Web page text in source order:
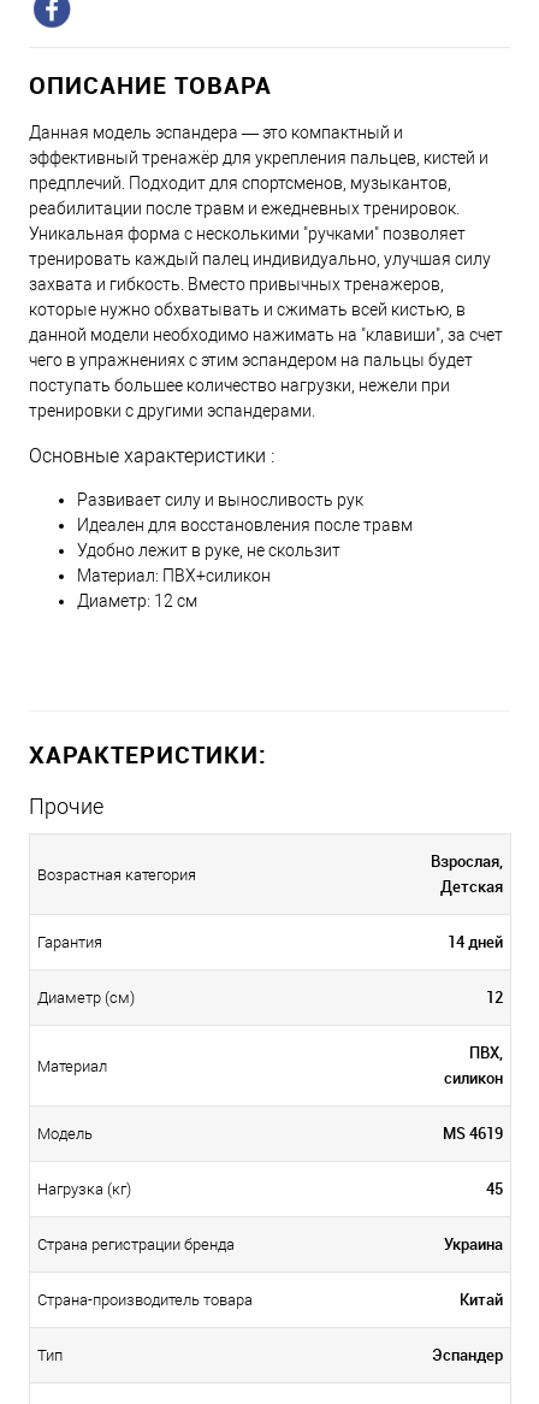
ОПИСАНИЕ ТОВАРА
Данная модель эспандера — это компактный и
эффективный тренажёр для укрепления пальцев, кистей и
предплечий. Подходит для спортсменов, музыкантов,
реабилитации после травм и ежедневных тренировок.
Уникальная форма с несколькими "ручками" позволяет
тренировать каждый палец индивидуально, улучшая силу
захвата и гибкость. Вместо привычных тренажеров,
которые нужно обхватывать и сжимать всей кистью, в
данной модели необходимо нажимать на "клавиши", за счет
чего в упражнениях с этим эспандером на пальцы будет
поступать большее количество нагрузки, нежели при
тренировки с другими эспандерами.
Оcновные характеристики :
Развивает силу и выносливость рук
Идеален для восстановления после травм
Удобно лежит в руке, не скользит
Материал: ПВХ+силикон
Диаметр: 12 см
ХАРАКТЕРИСТИКИ:
Прочие
Возрастная категория
Взрослая,
Детская
Гарантия 14 дней
Диаметр (см) 12
Материал
ПВХ,
силикон
Модель MS 4619
Нагрузка (кг) 45
Страна регистрации бренда Украина
Страна-производитель товара Китай
Тип Эспандер